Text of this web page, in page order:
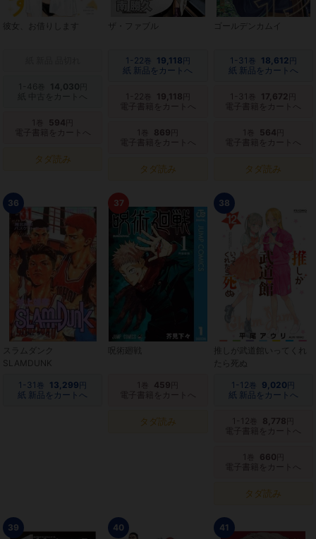
彼女、お借りします
1-46 14,030
紙 中古をカートへ
1 巻 594
電子書籍をカートへ
タダ読み
ザ・ファブル
1-22巻 19,118 円
紙 新品をカートへ
1-22 巻 19,118
電子書籍をカートへ
1 巻 869
電子書籍をカートへ
タダ読み
ゴールデンカムイ
1-31 巻 18,612 円
紙 新品をカートへ
1-31 巻 17,672
電子書籍をカートへ
1 巻 564
電子書籍をカートへ
タダ読み
36
スラムダンク
SLAMDUNK
1-31 巻 13,299 円
紙 新品をカートへ
37
呪術廻戦
1 巻 459
電子書籍をカートへ
タダ読み
38
推しが武道館いってくれ
たら死ぬ
1-12巻 9,020 円
紙 新品をカートへ
1-12 巻 8,778
電子書籍をカートへ
1 巻 660
電子書籍をカートへ
タダ読み
39 40 41